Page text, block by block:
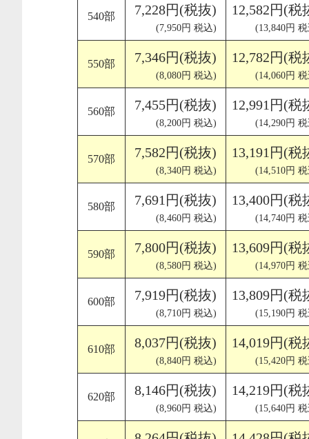
540部 7,228円(税抜)
(7,950円 税込)
12,582円(税
(13,840円
550部 7,346円(税抜)
(8,080円 税込)
12,782円(税
(14,060円
560部 7,455円(税抜)
(8,200円 税込)
12,991円(税
(14,290円
570部 7,582円(税抜)
(8,340円 税込)
13,191円(税
(14,510円
580部 7,691円(税抜)
(8,460円 税込)
13,400円(税
(14,740円
590部 7,800円(税抜)
(8,580円 税込)
13,609円(税
(14,970円
600部 7,919円(税抜)
(8,710円 税込)
13,809円(税
(15,190円
610部 8,037円(税抜)
(8,840円 税込)
14,019円(税
(15,420円
620部 8,146円(税抜)
(8,960円 税込)
14,219円(税
(15,640円